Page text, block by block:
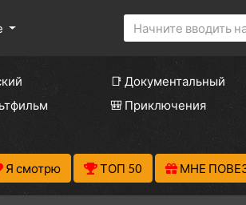
📑 Документальный
🎒 Приключения
Я смотрю ТОП 50 МНЕ